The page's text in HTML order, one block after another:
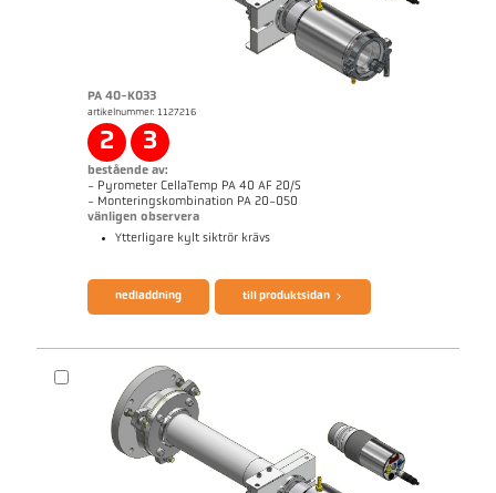
PA 40-K033
artikelnummer: 1127216
2 3
bestående av:
- Pyrometer CellaTemp PA 40 AF 20/S
- Monteringskombination PA 20-050
vänligen observera
Ytterligare kylt siktrör krävs
broschyr CellaTemp PA
nedladdning till produktsidan